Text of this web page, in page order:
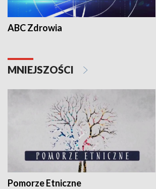
ABC Zdrowia
MNIEJSZOŚCI
Pomorze Etniczne